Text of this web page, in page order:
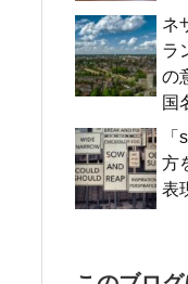
ネ
ラ
の
国
方
表